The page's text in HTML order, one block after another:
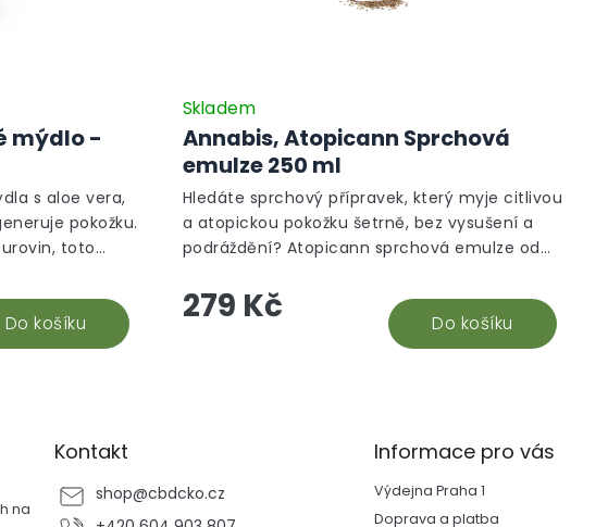
mýdlo -
Do košíku
s aloe vera,
pokožku.
toto
čištění a
Annabis, Atopicann Sprchová
emulze 250 ml
Skladem
279 Kč Do košíku
Hledáte sprchový přípravek, který myje citlivou
a atopickou pokožku šetrně, bez vysušení a
podráždění? Atopicann sprchová emulze od
pokožku postará při každém sprchování!
Atopicann sprchová emulze je 100% přírodní
přípravek pro každodenní péči o citlivou a
konopný olej s bylinami (19 bylinných extraktů)
zvyšuje hydrataci a oleje santalového dřeva,
na
Kontakt
shop@cbdcko.cz
Informace pro vás
Výdejna Praha 1
Doprava a platba